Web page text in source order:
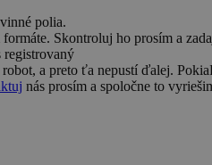
polia.
Skontroluj ho prosím a
registrovaný
robot, a preto ťa nepustí ďalej.
nás prosím a spoločne to